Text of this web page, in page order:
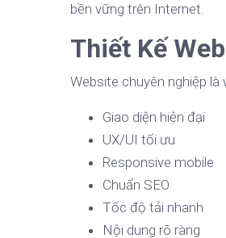
bền vững trên Internet.
Thiết Kế
Website chuyên nghiệp là
Giao diện hiện đại
UX/UI tối ưu
Responsive mobile
Chuẩn SEO
Tốc độ tải nhanh
Nội dung rõ ràng